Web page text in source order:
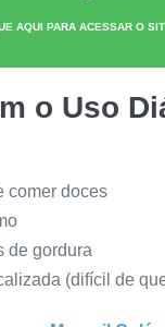
AQUI PARA ACESSAR O
o Uso
comer doces
de gordura
(difícil de